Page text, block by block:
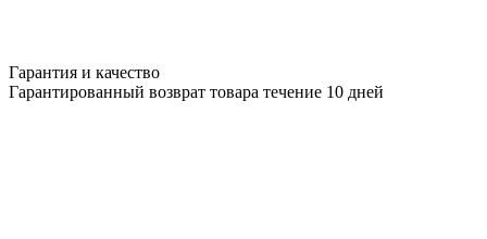
Гарантия и качество
Гарантированный возврат товара течение 10 дней